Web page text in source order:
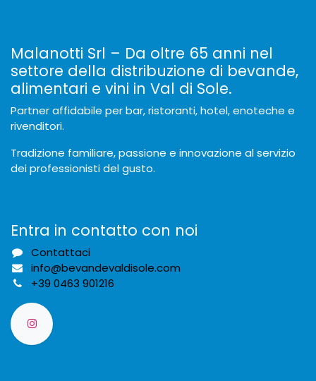
Malanotti Srl – Da oltre 65 anni nel
settore della distribuzione di bevande,
alimentari e vini in Val di Sole.
Partner affidabile per bar, ristoranti, hotel, enoteche e
rivenditori.
Tradizione familiare, passione e innovazione al servizio
dei professionisti del gusto.
Entra in contatto con noi
Contattaci
info@bevandevaldisole.com
+39 0463 901216